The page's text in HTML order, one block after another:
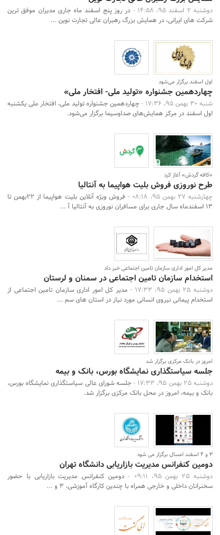
دوشنبه 2 اسفند 95، 14:58 -
در روز پنج اسفند ماه جاری مدیران موفق ترین
شرکت های ایرانی، در همایش بزرگ رهبران عالی تجارت نوین ...
اول اسفند برگزار می‌شود
چهاردهمین جشنواره «تولید ملی- افتخار ملی»
شنبه 30 بهمن 95، 17:36 -
چهاردهمین جشنواره تولید ملی، افتخار ملی یکشنبه
اول اسفند در مرکز همایش‌های صداوسیما برگزار می‌شود.
«کافه گردش» آغاز کرد
طرح نوروزی فروش بلیت هواپیما به آنتالیا
چهارشنبه 27 بهمن 95، 08:18 -
فروش ویژه آنلاین بلیت هواپیما از 22بهمن تا
13 اسفندماه سال جاری برای مسافران نوروزی به آنتالیا آ ...
مدیر کل امور اداری سازمان تامین اجتماعی خبر داد
استخدام سازمان تامین اجتماعی در سمنان و لرستان
دوشنبه 25 بهمن 95، 17:33 -
مدیر کل امور اداری سازمان تامین اجتماعی از
استخدام پیمانی نیروی انسانی مورد نیاز در استان های سم ...
امروز در بانک مرکزی برگزار شد
جلسه سیاستگذاری نمایشگاه بورس، بانک و بیمه
دوشنبه 25 بهمن 95، 17:33 -
جلسه شورای عالی سیاستگذاری نمایشگاه بورس،
بانک و بیمه، امروز در محل بانک مرکزی برگزار شد.
3 و 4 اسفند امسال برگزار می شود
دومین کنفرانس مدیریت بازاریابی دانشگاه تهران
دوشنبه 25 بهمن 95، 09:11 -
دومین کنفرانس مدیریت بازاریابی با حضور
سخنرانان داخلی و خارجی همراه با چندین کارگاه آموزشی، 3 و ...